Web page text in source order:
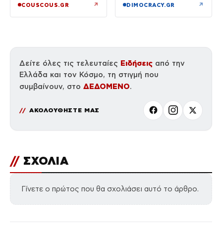
COUSCOUS.GR ↗ DIMOCRACY.GR ↗
Δείτε όλες τις τελευταίες Ειδήσεις από την
Ελλάδα και τον Κόσμο, τη στιγμή που
συμβαίνουν, στο ΔΕΔΟΜΕΝΟ.
ΑΚΟΛΟΥΘΗΣΤΕ ΜΑΣ
// ΣΧΟΛΙΑ
Γίνετε ο πρώτος που θα σχολιάσει αυτό το άρθρο.